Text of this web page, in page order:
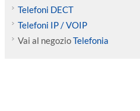
Telefoni DECT
Telefoni IP / VOIP
Vai al negozioTelefonia